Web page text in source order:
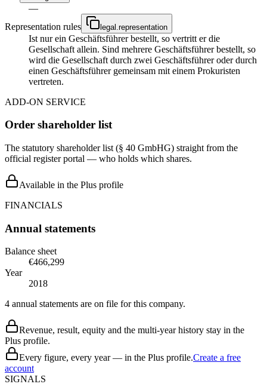
—
Representation rules
legal.representation
Ist nur ein Geschäftsführer bestellt, so vertritt er die
Gesellschaft allein. Sind mehrere Geschäftsführer bestellt, so
wird die Gesellschaft durch zwei Geschäftsführer oder durch
einen Geschäftsführer gemeinsam mit einem Prokuristen
vertreten.
ADD-ON SERVICE
Order shareholder list
The statutory shareholder list (§ 40 GmbHG) straight from the
official register portal — who holds which shares.
Available in the Plus profile
FINANCIALS
Annual statements
Balance sheet
€466,299
Year
2018
4 annual statements are on file for this company.
Revenue, result, equity and the multi-year history stay in the
Plus profile.
Every figure, every year — in the Plus profile.Create a free
account
SIGNALS